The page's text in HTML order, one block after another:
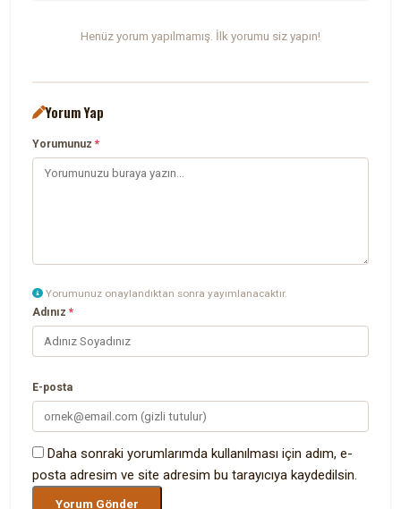
Henüz yorum yapılmamış. İlk yorumu siz yapın!
Yorum Yap
Yorumunuz*
Yorumunuz onaylandıktan sonra yayımlanacaktır.
Adınız*
E-posta
Daha sonraki yorumlarımda kullanılması için adım, e-
posta adresim ve site adresim bu tarayıcıya kaydedilsin.